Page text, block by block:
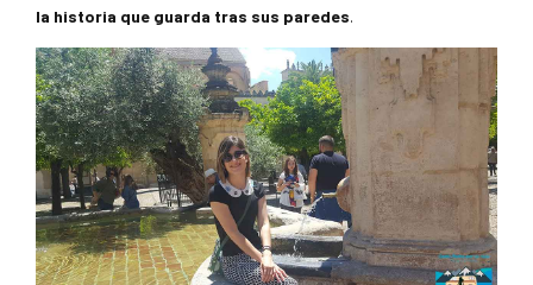
la historia que guarda tras sus paredes.